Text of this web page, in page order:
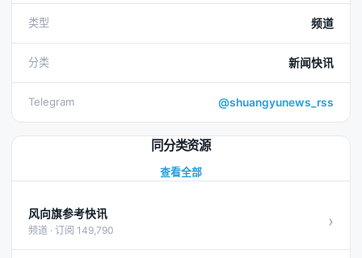
类型 频道
分类 新闻快讯
Telegram @shuangyunews_rss
同分类资源
查看全部
风向旗参考快讯
频道 · 订阅 149,790 ›